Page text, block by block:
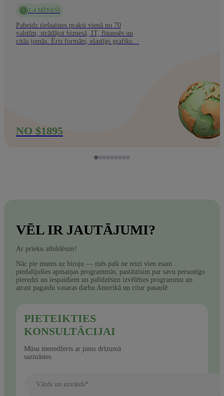
1-4 MĒNEŠI
Pabeidz tiešsaistes praksi vienā no 70
valstīm, strādājot biznesā, IT, finansēs un
citās jomās. Ērts formāts, elastīgs grafiks…
NO $1895
VĒL IR JAUTĀJUMI?
Ar prieku atbildēsim!
Nāc pie mums uz biroju — mēs paši ne reizi vien esam
piedalījušies apmaiņas programmās, pastāstīsim par savu personīgo
pieredzi un iespaidiem un palīdzēsim izvēlēties programmu un
atrast pagaidu vasaras darbu Amerikā un citur pasaulē.
PIETEIKTIES
KONSULTĀCIJAI
Mūsu menedžeris ar jums drīzumā
sazināsies.
Vārds un uzvārds*